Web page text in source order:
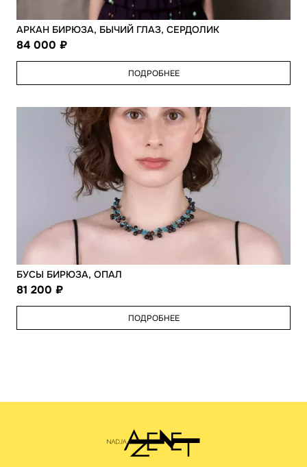
АРКАН БИРЮЗА, БЫЧИЙ ГЛАЗ, СЕРДОЛИК
84 000
ПОДРОБНЕЕ
БУСЫ БИРЮЗА, ОПАЛ
81 200
ПОДРОБНЕЕ